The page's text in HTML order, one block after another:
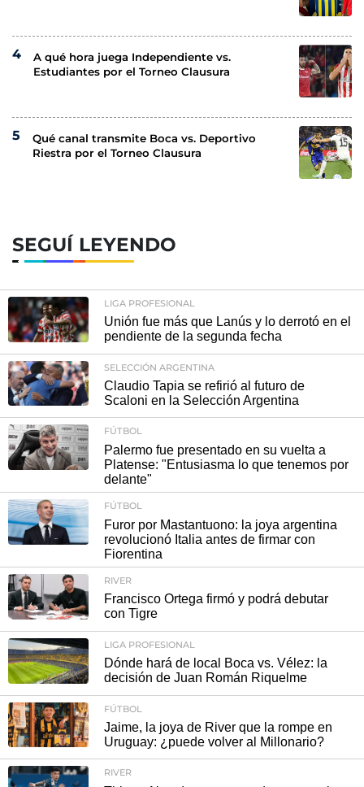
A qué hora juega Independiente vs.
Estudiantes por el Torneo Clausura
Qué canal transmite Boca vs. Deportivo
Riestra por el Torneo Clausura
SEGUÍ LEYENDO
LIGA PROFESIONAL
Unión fue más que Lanús y lo derrotó en el
pendiente de la segunda fecha
SELECCIÓN ARGENTINA
Claudio Tapia se refirió al futuro de
Scaloni en la Selección Argentina
FÚTBOL
Palermo fue presentado en su vuelta a
Platense: "Entusiasma lo que tenemos por
delante"
FÚTBOL
Furor por Mastantuono: la joya argentina
revolucionó Italia antes de firmar con
Fiorentina
RIVER
Francisco Ortega firmó y podrá debutar
con Tigre
LIGA PROFESIONAL
Dónde hará de local Boca vs. Vélez: la
decisión de Juan Román Riquelme
FÚTBOL
Jaime, la joya de River que la rompe en
Uruguay: ¿puede volver al Millonario?
RIVER